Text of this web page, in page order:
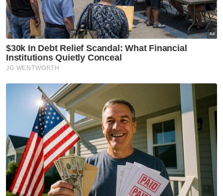
Mohd Firuz Ibrahim (kanan) bapa kepada pelajar mangsa
tikaman di sebuah sekolah menengah di Banting semasa
ditemui di Hospital Banting di mana manga berkenaan
menerima rawatan. Foto Bernama.